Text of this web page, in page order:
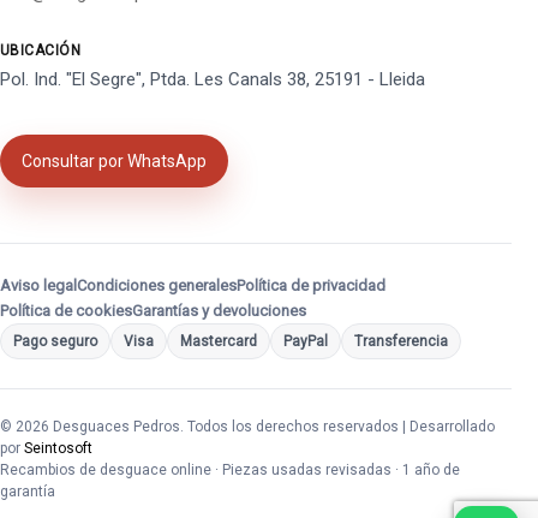
UBICACIÓN
Pol. Ind. "El Segre", Ptda. Les Canals 38, 25191 - Lleida
Consultar por WhatsApp
Aviso legal Condiciones generalesPolítica de privacidad
Política de cookiesGarantías y devoluciones
Pago seguro Visa Mastercard PayPal Transferencia
© 2026 Desguaces Pedros. Todos los derechos reservados | Desarrollado
por Seintosoft
Recambios de desguace online · Piezas usadas revisadas · 1 año de
garantía